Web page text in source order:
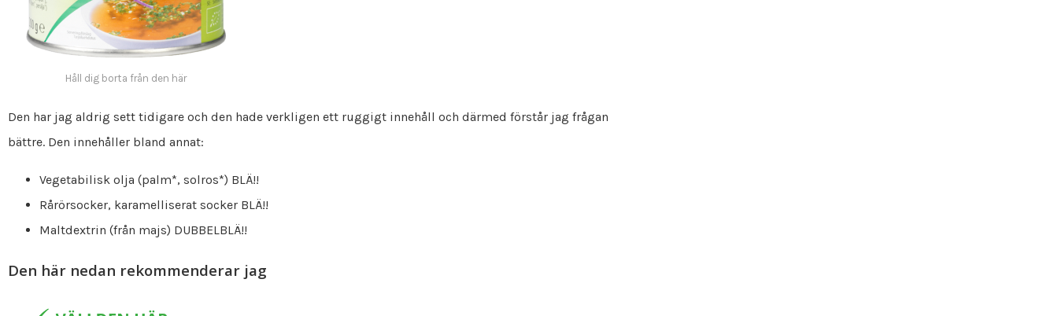
Håll dig borta från den här
Den har jag aldrig sett tidigare och den hade verkligen ett ruggigt innehåll och därmed förstår jag frågan
bättre. Den innehåller bland annat:
Vegetabilisk olja (palm*, solros*) BLÄ!!
Rårörsocker, karamelliserat socker BLÄ!!
Maltdextrin (från majs) DUBBELBLÄ!!
Den här nedan rekommenderar jag